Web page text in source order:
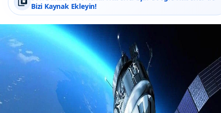
Bizi Kaynak Ekleyin!